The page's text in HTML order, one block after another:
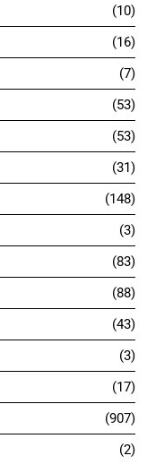
10
16
7
53
53
31
148
3
83
88
43
3
17
907
2